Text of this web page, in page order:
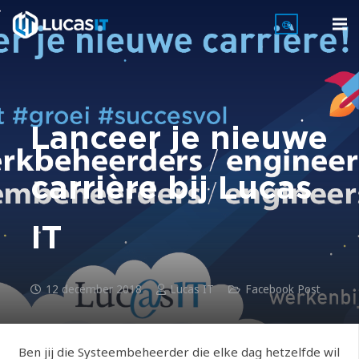
Lanceer je nieuwe
carrière bij Lucas
IT
12 december 2018 Lucas IT Facebook Post
Ben jij die Systeembeheerder die elke dag hetzelfde wil